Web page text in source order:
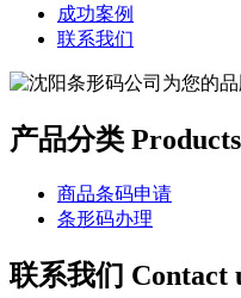
成功案例
联系我们
产品分类 Products
商品条码申请
条形码办理
联系我们 Contact